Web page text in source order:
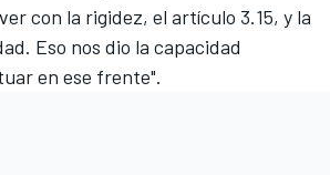
con la rigidez, el artículo 3.15, y la
Eso nos dio la capacidad
en ese frente".